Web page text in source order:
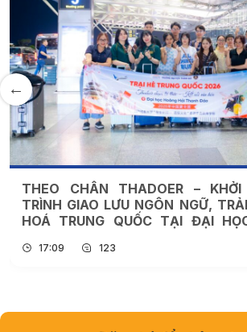
THEO CHÂN THADOER –
TRÌNH GIAO LƯU NGÔN NGỮ,
HOÁ TRUNG QUỐC TẠI ĐẠI
17:09 123